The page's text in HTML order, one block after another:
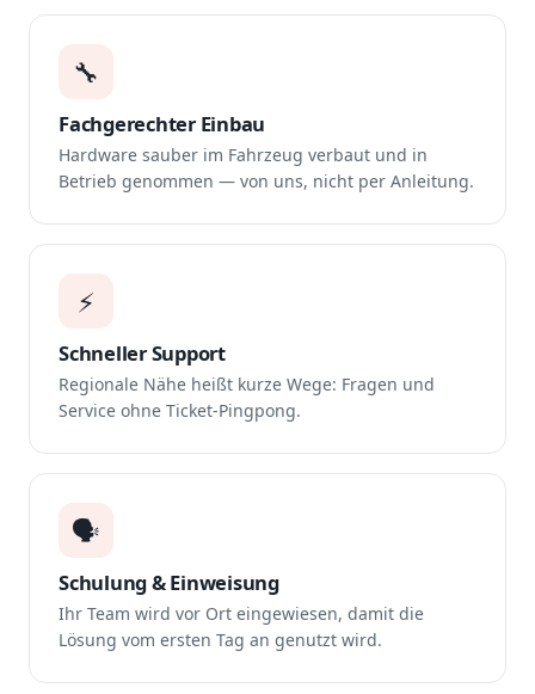
🔧
Fachgerechter Einbau
Hardware sauber im Fahrzeug verbaut und in
Betrieb genommen — von uns, nicht per Anleitung.
⚡
Schneller Support
Regionale Nähe heißt kurze Wege: Fragen und
Service ohne Ticket-Pingpong.
🗣️
Schulung & Einweisung
Ihr Team wird vor Ort eingewiesen, damit die
Lösung vom ersten Tag an genutzt wird.